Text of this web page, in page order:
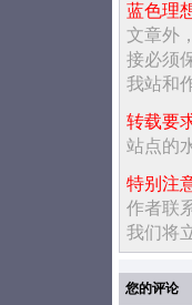
蓝色理
文章外
接必须
我站和
转载要
站点的
特别注
作者联
我们将
您的评论